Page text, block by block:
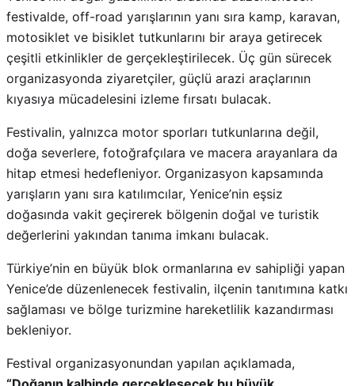
festivalde, off-road yarışlarının yanı sıra kamp, karavan,
motosiklet ve bisiklet tutkunlarını bir araya getirecek
çeşitli etkinlikler de gerçekleştirilecek. Üç gün sürecek
organizasyonda ziyaretçiler, güçlü arazi araçlarının
kıyasıya mücadelesini izleme fırsatı bulacak.
Festivalin, yalnızca motor sporları tutkunlarına değil,
doğa severlere, fotoğrafçılara ve macera arayanlara da
hitap etmesi hedefleniyor. Organizasyon kapsamında
yarışların yanı sıra katılımcılar, Yenice’nin eşsiz
doğasında vakit geçirerek bölgenin doğal ve turistik
değerlerini yakından tanıma imkanı bulacak.
Türkiye’nin en büyük blok ormanlarına ev sahipliği yapan
Yenice’de düzenlenecek festivalin, ilçenin tanıtımına katkı
sağlaması ve bölge turizmine hareketlilik kazandırması
bekleniyor.
Festival organizasyonundan yapılan açıklamada,